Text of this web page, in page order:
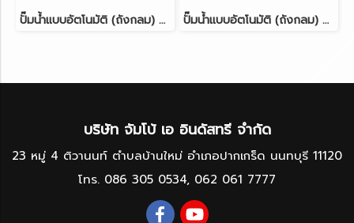
ปั๊มน้ำแบบอัตโนมัติ (ถังกลม) ขนาด 200 วัตต์ MITSUBISHI WP-205R ปั๊มน้ำแบบอัตโนมัติ (ถังกลม) ขนาด 150 วัตต์ MITSUBISHI WP-155R
บริษัท จัมโบ้ เอ อินดัสทรี จำกัด
23 หมู่ 4 ติวานนท์ ตำบลบ้านใหม่ อำเภอปากเกร็ด นนทบุรี 11120
โทร. 086 305 0534, 062 061 7777